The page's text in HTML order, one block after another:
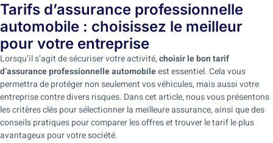
Tarifs d’assurance professionnelle
automobile : choisissez le meilleur
pour votre entreprise
Lorsqu’il s’agit de sécuriser votre activité,choisir le bon tarif
d’assurance professionnelle automobileest essentiel. Cela vous
permettra de protéger non seulement vos véhicules, mais aussi votre
entreprise contre divers risques. Dans cet article, nous vous présentons
les critères clés pour sélectionner la meilleure assurance, ainsi que des
conseils pratiques pour comparer les offres et trouver le tarif le plus
avantageux pour votre société.